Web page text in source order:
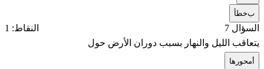
بخطأ
السؤال 7
النقاط: 1
يتعاقب الليل والنهار بسبب دوران الأرض حول
محورها